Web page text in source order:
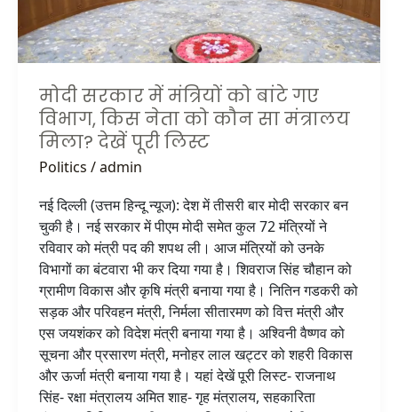
मोदी सरकार में मंत्रियों को बांटे गए
विभाग, किस नेता को कौन सा मंत्रालय
मिला? देखें पूरी लिस्ट
Politics /admin
नई दिल्ली (उत्तम हिन्दू न्यूज): देश में तीसरी बार मोदी सरकार बन
चुकी है। नई सरकार में पीएम मोदी समेत कुल 72 मंत्रियों ने
रविवार को मंत्री पद की शपथ ली। आज मंत्रियों को उनके
विभागों का बंटवारा भी कर दिया गया है। शिवराज सिंह चौहान को
ग्रामीण विकास और कृषि मंत्री बनाया गया है। नितिन गडकरी को
सड़क और परिवहन मंत्री, निर्मला सीतारमण को वित्त मंत्री और
एस जयशंकर को विदेश मंत्री बनाया गया है। अश्विनी वैष्णव को
सूचना और प्रसारण मंत्री, मनोहर लाल खट्टर को शहरी विकास
और ऊर्जा मंत्री बनाया गया है। यहां देखें पूरी लिस्ट- राजनाथ
सिंह- रक्षा मंत्रालय अमित शाह- गृह मंत्रालय, सहकारिता
विभाग,
किस
नेता
को
कौन
सा
मंत्रालय
मिला?
पूरी
लिस्ट